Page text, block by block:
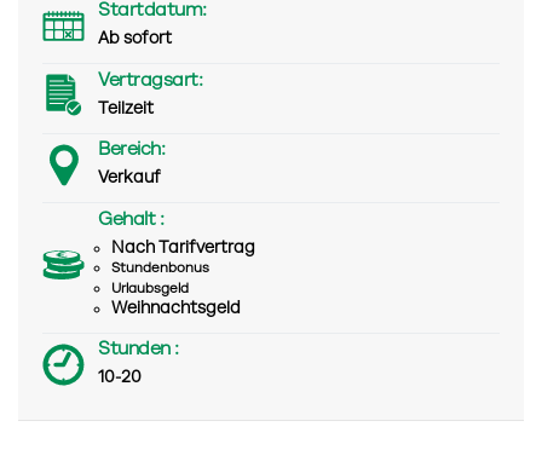
Startdatum:
Ab sofort
Vertragsart:
Teilzeit
Bereich:
Verkauf
Gehalt :
Nach Tarifvertrag
Stundenbonus
Urlaubsgeld
Weihnachtsgeld
Stunden :
10-20